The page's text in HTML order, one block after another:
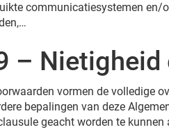
communicatiesystemen en/
– Nietigheid
vormen de volledige
bepalingen van deze
geacht worden te